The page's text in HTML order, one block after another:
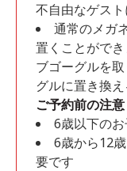
不自由なゲス
通常のメガ
置くことがで
ブゴーグルを
グルに置き換
ご予約前の注意
6歳以下の
6歳から12
要です